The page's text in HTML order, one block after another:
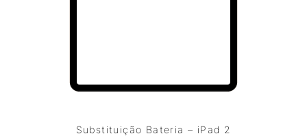
Substituição Bateria – iPad 2